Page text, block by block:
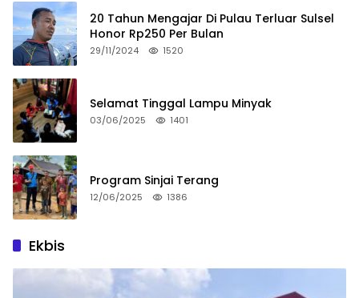
20 Tahun Mengajar Di Pulau Terluar Sulsel
Honor Rp250 Per Bulan
29/11/2024 1520
Selamat Tinggal Lampu Minyak
03/06/2025 1401
Program Sinjai Terang
12/06/2025 1386
Ekbis